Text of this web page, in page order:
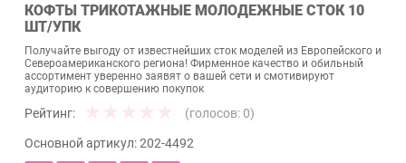
КОФТЫ ТРИКОТАЖНЫЕ МОЛОДЕЖНЫЕ СТОК 10
ШТ/УПК
Получайте выгоду от известнейших сток моделей из Европейского и
Североамериканского региона! Фирменное качество и обильный
ассортимент уверенно заявят о вашей сети и смотивируют
аудиторию к совершению покупок
Рейтинг: (голосов: 0)
Основной артикул:202-4492